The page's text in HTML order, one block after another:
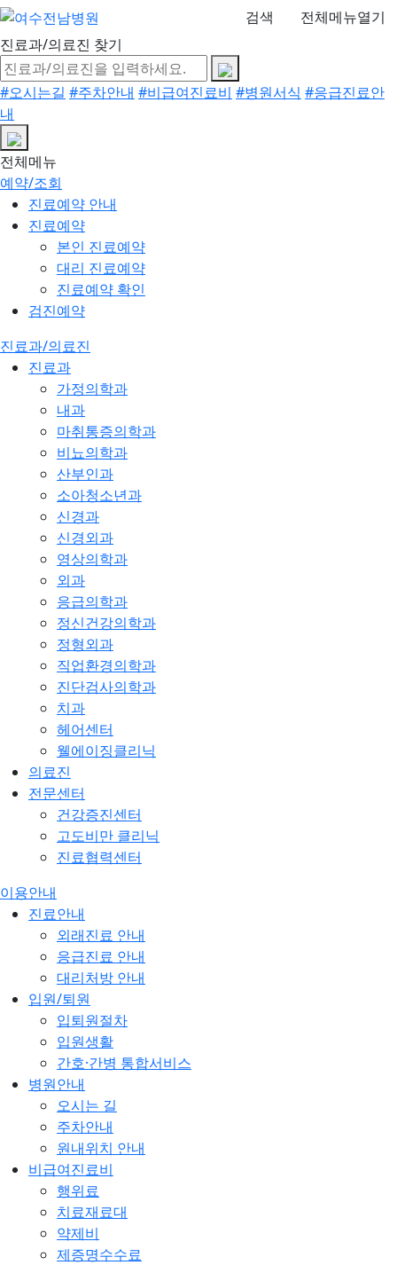
검색
전체메뉴열기
진료과/의료진 찾기
#오시는길 #주차안내 #비급여진료비 #병원서식 #응급진료안
내
전체메뉴
예약/조회
진료예약 안내
진료예약
본인 진료예약
대리 진료예약
진료예약 확인
검진예약
진료과/의료진
진료과
가정의학과
내과
마취통증의학과
비뇨의학과
산부인과
소아청소년과
신경과
신경외과
영상의학과
외과
응급의학과
정신건강의학과
정형외과
직업환경의학과
진단검사의학과
치과
헤어센터
웰에이징클리닉
의료진
전문센터
건강증진센터
고도비만 클리닉
진료협력센터
이용안내
진료안내
외래진료 안내
응급진료 안내
대리처방 안내
입원/퇴원
입퇴원절차
입원생활
간호·간병 통합서비스
병원안내
오시는 길
주차안내
원내위치 안내
비급여진료비
행위료
치료재료대
약제비
제증명수수료